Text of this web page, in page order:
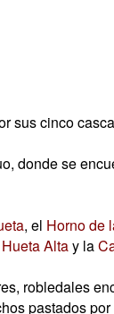
sus cinco
donde se
, el Horno de
Altay la
robledales
pastados